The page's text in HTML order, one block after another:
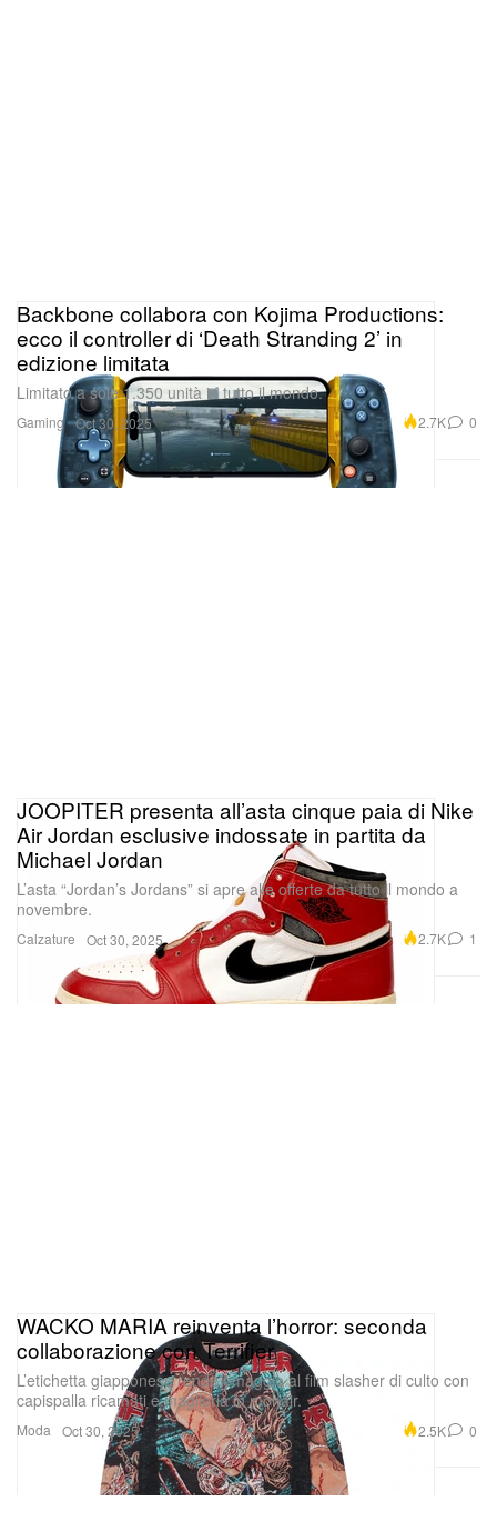
Gaming
Backbone collabora con Kojima Productions:
ecco il controller di ‘Death Stranding 2’ in
edizione limitata
Limitato a sole 1.350 unità in tutto il mondo.
Oct 30, 2025 2.7K 0
Calzature
JOOPITER presenta all’asta cinque paia di Nike
Air Jordan esclusive indossate in partita da
Michael Jordan
L’asta “Jordan’s Jordans” si apre alle offerte da tutto il mondo a
novembre.
Oct 30, 2025 2.7K 1
Moda
WACKO MARIA reinventa l’horror: seconda
collaborazione con Terrifier
L’etichetta giapponese rende omaggio al film slasher di culto con
capispalla ricamati e maglieria in mohair.
Oct 30, 2025 2.5K 0